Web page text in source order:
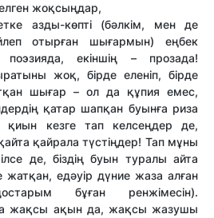
жоқсыңдар,
азды-көпті (бәлкім, мен де
отырған шығармын) еңбек
поэзияда, екіншің – прозада!
жоқ, бірде еленіп, бірде
шығар – ол да құпия емес,
қатар шапқан буынға риза
кезге тап келсеңдер де,
қайрала түстіңдер! Тап мұны
де, біздің буын туралы айта
едәуір дүние жаза алған
бұған ренжімесін).
жақсы ақын да, жақсы жазушы